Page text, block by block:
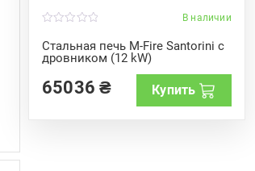
В наличии
Стальная печь M-Fire Santorini с
дровником (12 kW)
o
u
t
f
5
65036₴ Купить